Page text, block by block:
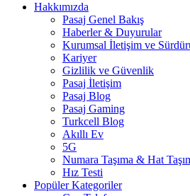
Hakkımızda
Pasaj Genel Bakış
Haberler & Duyurular
Kurumsal İletişim ve
Kariyer
Gizlilik ve Güvenlik
Pasaj İletişim
Pasaj Blog
Pasaj Gaming
Turkcell Blog
Akıllı Ev
5G
Numara Taşıma & Hat
Hız Testi
Popüler Kategoriler